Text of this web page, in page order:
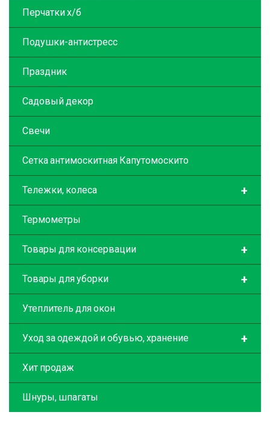
Перчатки х/б
Подушки-антистресс
Праздник
Садовый декор
Свечи
Сетка антимоскитная Капутомоскито
+
Тележки, колеса
Термометры
+
Товары для консервации
+
Товары для уборки
Утеплитель для окон
+
Уход за одеждой и обувью, хранение
Хит продаж
Шнуры, шпагаты